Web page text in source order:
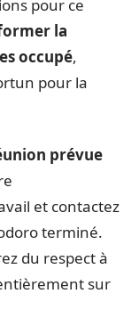
pour ce
la
occupé,
pour la
prévue
et contactez
terminé.
du respect à
sur